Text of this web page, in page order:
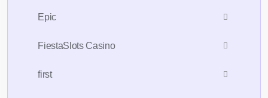
Epic
FiestaSlots Casino
first